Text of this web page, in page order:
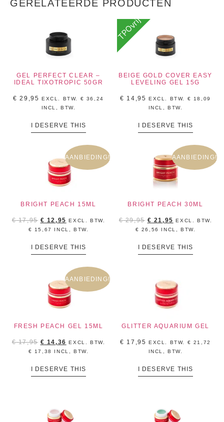
GERELATEERDE PRODUCTEN
GEL PERFECT CLEAR –
IDEAL TIXOTROPIC 50GR
€ 29,95 EXCL. BTW. € 36,24
INCL, BTW.
I DESERVE THIS
TPOvrij
BEIGE GOLD COVER EASY
LEVELING GEL 15G
€ 14,95 EXCL. BTW. €
18,09
INCL, BTW.
I DESERVE THIS
AANBIEDING!
BRIGHT PEACH 15ML
€17,95 € 12,95 EXCL. BTW.
€
15,67 INCL, BTW.
I DESERVE THIS
AANBIEDING!
BRIGHT PEACH 30ML
€29,95 € 21,95 EXCL. BTW.
€ 26,56 INCL, BTW.
I DESERVE THIS
AANBIEDING!
FRESH PEACH GEL 15ML
€17,95 € 14,36 EXCL. BTW.
€
17,38 INCL, BTW.
I DESERVE THIS
GLITTER AQUARIUM GEL
€ 17,95 EXCL. BTW. € 21,72
INCL, BTW.
I DESERVE THIS